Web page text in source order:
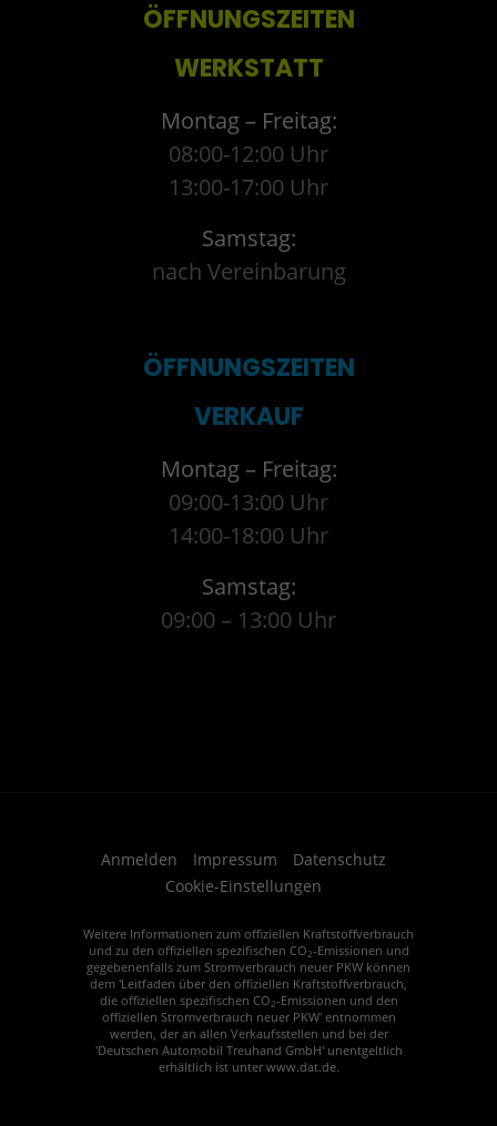
ÖFFNUNGSZEITEN
WERKSTATT
Montag – Freitag:
08:00-12:00 Uhr
13:00-17:00 Uhr
Samstag:
nach Vereinbarung
ÖFFNUNGSZEITEN
VERKAUF
Montag – Freitag:
09:00-13:00 Uhr
14:00-18:00 Uhr
Samstag:
09:00 – 13:00 Uhr
Anmelden Impressum
Datenschutz
Cookie-Einstellungen
Weitere Informationen zum offiziellen Kraftstoffverbrauch
und zu den offiziellen spezifischen CO2-Emissionen und
gegebenenfalls zum Stromverbrauch neuer PKW können
dem 'Leitfaden über den offiziellen Kraftstoffverbrauch,
die offiziellen spezifischen CO2-Emissionen und den
offiziellen Stromverbrauch neuer PKW' entnommen
werden, der an allen Verkaufsstellen und bei der
'Deutschen Automobil Treuhand GmbH' unentgeltlich
erhältlich ist unter www.dat.de.